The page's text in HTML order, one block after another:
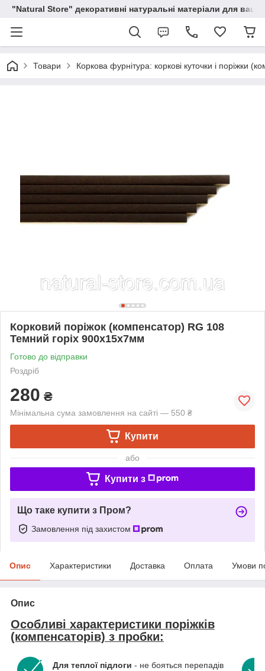
"Natural Store" декоративні натуральні матеріали для
Товари Коркова фурнітура: коркові куточки і поріжки
Корковий поріжок (компенсатор) RG 108
Темний горіх 900х15х7мм
Готово до відправки
Роздріб
280 ₴
Мінімальна сума замовлення на сайті — 550 ₴
Купити
або
Купити з
Що таке купити з Пром?
Замовлення під захистом
Опис Характеристики Доставка Оплата Умови
Опис
Особливі характеристики поріжків
(компенсаторів) з пробки:
Для теплої підлоги - не бояться перепадів